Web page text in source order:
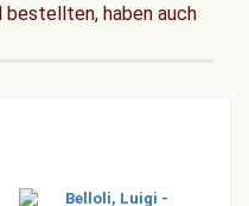
bestellten, haben auch